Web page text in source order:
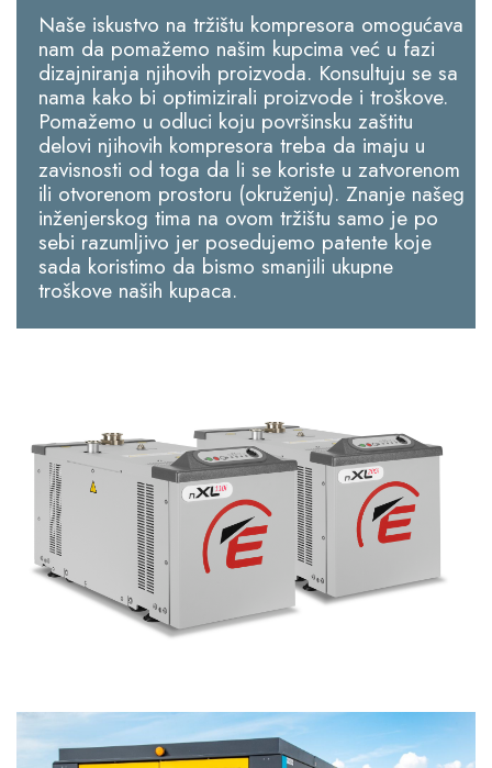
Naše iskustvo na tržištu kompresora omogućava
nam da pomažemo našim kupcima već u fazi
dizajniranja njihovih proizvoda. Konsultuju se sa
nama kako bi optimizirali proizvode i troškove.
Pomažemo u odluci koju površinsku zaštitu
delovi njihovih kompresora treba da imaju u
zavisnosti od toga da li se koriste u zatvorenom
ili otvorenom prostoru (okruženju). Znanje našeg
inženjerskog tima na ovom tržištu samo je po
sebi razumljivo jer posedujemo patente koje
sada koristimo da bismo smanjili ukupne
troškove naših kupaca.